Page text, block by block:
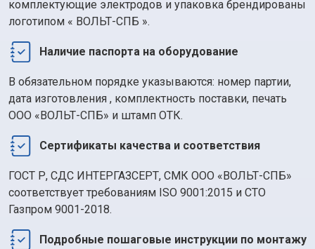
комплектующие электродов и упаковка брендированы
логотипом « ВОЛЬТ-СПБ ».
Наличие паспорта на оборудование
В обязательном порядке указываются: номер партии,
дата изготовления , комплектность поставки, печать
ООО «ВОЛЬТ-СПБ» и штамп ОТК.
Сертификаты качества и соответствия
ГОСТ Р, СДС ИНТЕРГАЗСЕРТ, СМК ООО «ВОЛЬТ-СПБ»
соответствует требованиям ISO 9001:2015 и СТО
Газпром 9001-2018.
Подробные пошаговые инструкции по монтажу